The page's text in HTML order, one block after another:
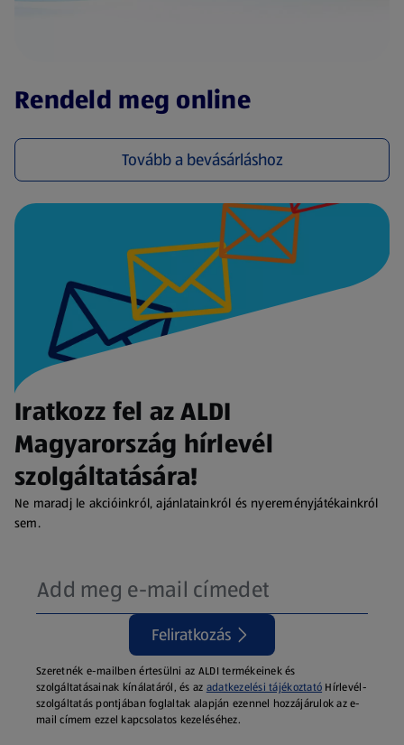
Rendeld meg online
Tovább a bevásárláshoz
(új oldalon nyílik meg)
Iratkozz fel az ALDI
Magyarország hírlevél
szolgáltatására!
Ne maradj le akcióinkról, ajánlatainkról és nyereményjátékainkról
sem.
Feliratkozás
Szeretnék e-mailben értesülni az ALDI termékeinek és
szolgáltatásainak kínálatáról, és az adatkezelési tájékoztató Hírlevél-
szolgáltatás pontjában foglaltak alapján ezennel hozzájárulok az e-
mail címem ezzel kapcsolatos kezeléséhez.